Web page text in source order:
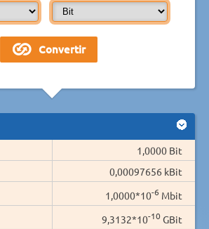
1,0000 Bit
0,00097656 kBit
1,0000*10-6 Mbit
9,3132*10-10 GBit